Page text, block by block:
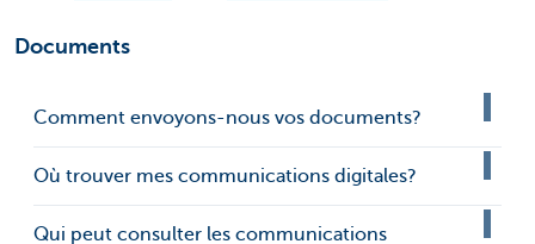
Documents
Comment envoyons-nous vos documents?
Où trouver mes communications digitales?
Qui peut consulter les communications